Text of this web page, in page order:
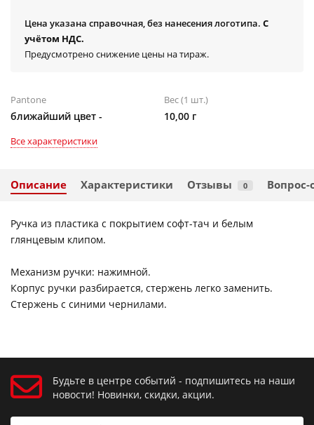
Цена указана справочная, без нанесения логотипа. С
учётом НДС.
Предусмотрено снижение цены на тираж.
Pantone
ближайший цвет -
Вес (1 шт.)
10,00 г
Все характеристики
Описание Характеристики Отзывы 0 Вопрос-
Ручка из пластика с покрытием софт-тач и белым
глянцевым клипом.
Механизм ручки: нажимной.
Корпус ручки разбирается, стержень легко заменить.
Стержень с синими чернилами.
Будьте в центре событий - подпишитесь на наши
новости! Новинки, скидки, акции.